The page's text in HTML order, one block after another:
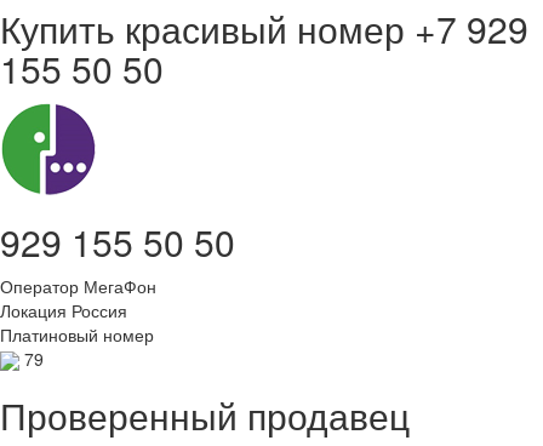
Купить красивый номер +7 929
155 50 50
929 155 50 50
Оператор МегаФон
Локация Россия
Платиновый номер
79
Проверенный продавец